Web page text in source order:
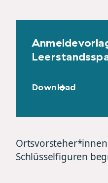
Download
Schlüsselfiguren